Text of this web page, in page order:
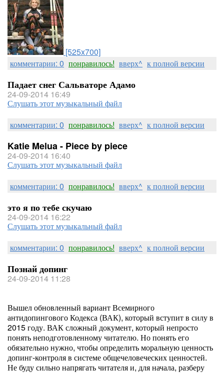
[525x700]
комментарии: 0 понравилось! вверх^ к полной версии
Падает снег Сальваторе Адамо
24-09-2014 16:49
Слушать этот музыкальный файл
комментарии: 0 понравилось! вверх^ к полной версии
Katie Melua - Piece by piece
24-09-2014 16:40
Слушать этот музыкальный файл
комментарии: 0 понравилось! вверх^ к полной версии
это я по тебе скучаю
24-09-2014 16:22
Слушать этот музыкальный файл
комментарии: 0 понравилось! вверх^ к полной версии
Познай допинг
24-09-2014 11:28
Вышел обновленный вариант Всемирного
антидопингового Кодекса (ВАК), который вступит в силу в
2015 году. ВАК сложный документ, который непросто
понять неподготовленному читателю. Но понять его
обязательно нужно, чтобы определить моральную ценность
допинг-контроля в системе общечеловеческих ценностей.
Не буду сильно напрягать читателя и, для начала, разберу